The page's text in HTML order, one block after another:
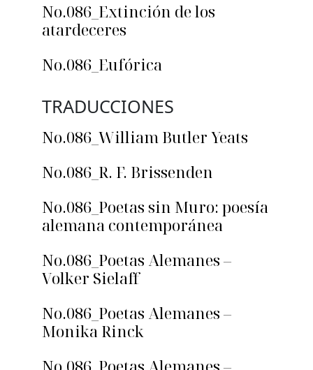
No.086_Extinción de los
atardeceres
No.086_Eufórica
TRADUCCIONES
No.086_William Butler Yeats
No.086_R. F. Brissenden
No.086_Poetas sin Muro: poesía
alemana contemporánea
No.086_Poetas Alemanes –
Volker Sielaff
No.086_Poetas Alemanes –
Monika Rinck